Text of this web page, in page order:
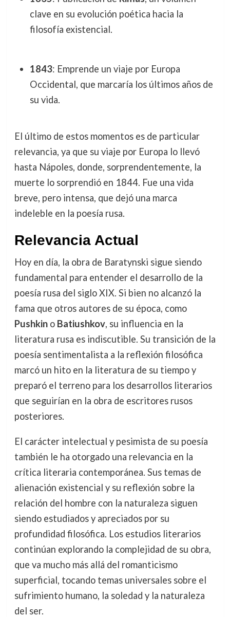
clave en su evolución poética hacia la
filosofía existencial.
1843: Emprende un viaje por Europa
Occidental, que marcaría los últimos años de
su vida.
El último de estos momentos es de particular
relevancia, ya que su viaje por Europa lo llevó
hasta Nápoles, donde, sorprendentemente, la
muerte lo sorprendió en 1844. Fue una vida
breve, pero intensa, que dejó una marca
indeleble en la poesía rusa.
Relevancia Actual
Hoy en día, la obra de Baratynski sigue siendo
fundamental para entender el desarrollo de la
poesía rusa del siglo XIX. Si bien no alcanzó la
fama que otros autores de su época, como
Pushkino Batiushkov, su influencia en la
literatura rusa es indiscutible. Su transición de la
poesía sentimentalista a la reflexión filosófica
marcó un hito en la literatura de su tiempo y
preparó el terreno para los desarrollos literarios
que seguirían en la obra de escritores rusos
posteriores.
El carácter intelectual y pesimista de su poesía
también le ha otorgado una relevancia en la
crítica literaria contemporánea. Sus temas de
alienación existencial y su reflexión sobre la
relación del hombre con la naturaleza siguen
siendo estudiados y apreciados por su
profundidad filosófica. Los estudios literarios
continúan explorando la complejidad de su obra,
que va mucho más allá del romanticismo
superficial, tocando temas universales sobre el
sufrimiento humano, la soledad y la naturaleza
del ser.